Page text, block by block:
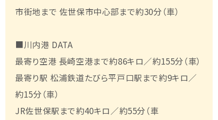
市街地まで 佐世保市中心部まで約30分（車）
■川内港 DATA
最寄り空港 長崎空港まで約86キロ／約155分（車）
最寄り駅 松浦鉄道たびら平戸口駅まで約9キロ／
約15分（車）
JR佐世保駅まで約40キロ／約55分（車